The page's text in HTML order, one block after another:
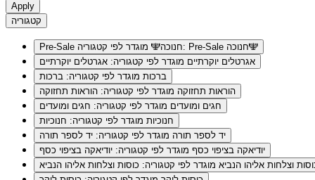
Apply
קטגוריה
Pre-Sale חנוכה🕎
מוגדר לפי קטגוריה: Pre-Sale חנוכה🕎
אגרטלים יוקרתיים מוגדר לפי קטגוריה: אגרטלים יוקרתיים
ברכות מוגדר לפי קטגוריה: ברכות
הוראות תחזוקה מוגדר לפי קטגוריה: הוראות תחזוקה
חגים ומועדים מוגדר לפי קטגוריה: חגים ומועדים
חנוכיות מוגדר לפי קטגוריה: חנוכיות
יד לספר תורה מוגדר לפי קטגוריה: יד לספר תורה
יודיאקה בציפוי כסף מוגדר לפי קטגוריה: יודיאקה בציפוי כסף
וצלחות אליהו הנביא מוגדר לפי קטגוריה: כוסות וצלחות אליהו הנביא